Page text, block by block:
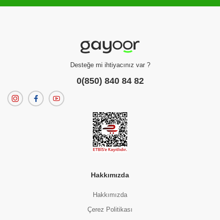
Desteğe mi ihtiyacınız var ?
0(850) 840 84 82
Hakkımızda
Hakkımızda
Çerez Politikası